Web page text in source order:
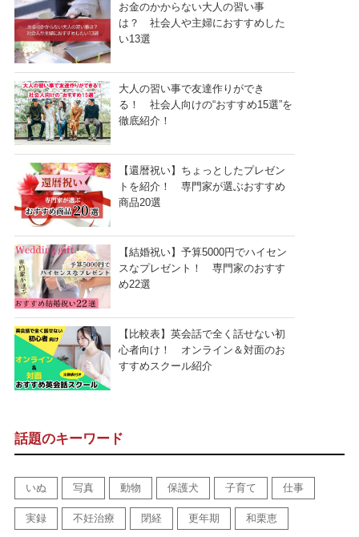
お金のかからない大人の習い事
は？ 社会人や主婦におすすめした
い13選
大人の習い事で友達作りができ
る！ 社会人向けの“おすすめ15選”を
徹底紹介！
【還暦祝い】ちょっとしたプレゼン
トを紹介！ 専門家が選ぶおすすめ
商品20選
【結婚祝い】予算5000円でハイセン
スなプレゼント！ 専門家のおすす
め22選
【比較表】英会話で全く話せない初
心者向け！ オンライン＆対面のお
すすめスクール紹介
話題のキーワード
いぬ 写真 動物 保護犬 子育て 仕事
実録 不妊治療 閉経 更年期 和栗恵